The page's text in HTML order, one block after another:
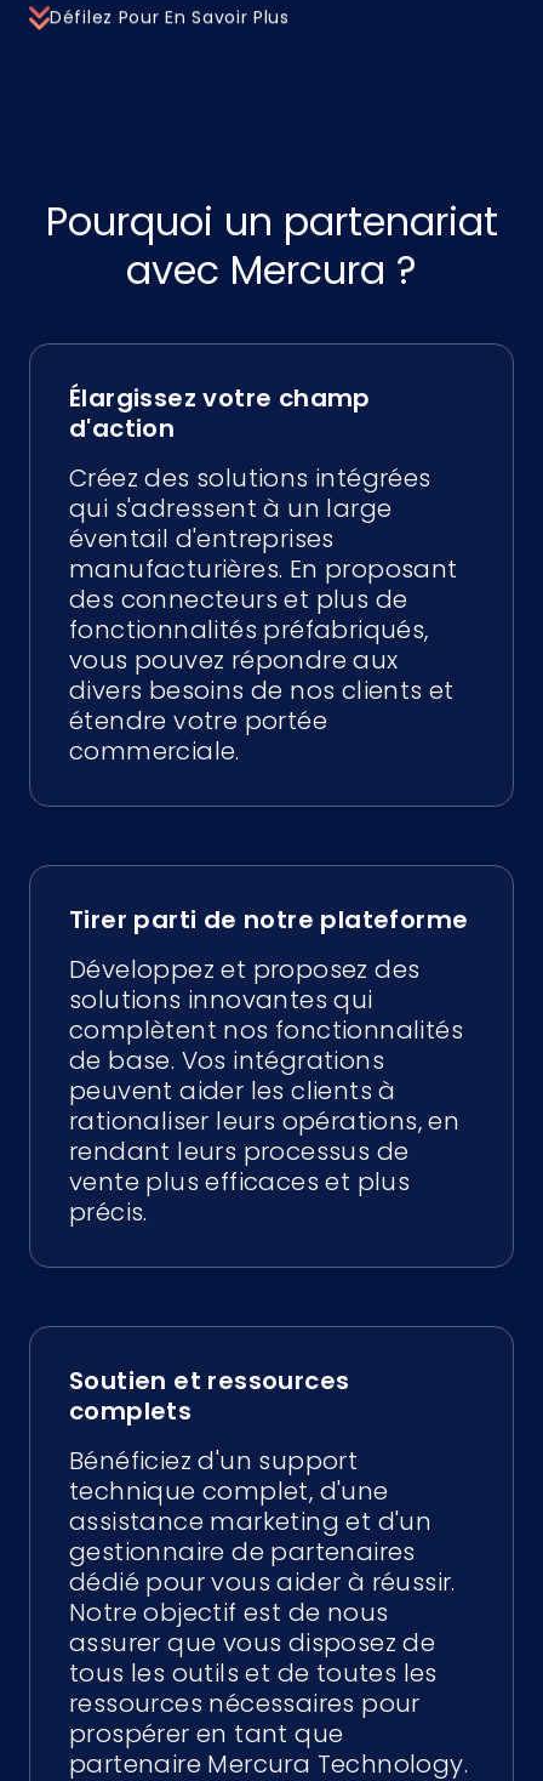
Défilez Pour En Savoir Plus
Pourquoi un partenariat
avec Mercura ?
Élargissez votre champ
d'action
Créez des solutions intégrées
qui s'adressent à un large
éventail d'entreprises
manufacturières. En proposant
des connecteurs et plus de
fonctionnalités préfabriqués,
vous pouvez répondre aux
divers besoins de nos clients et
étendre votre portée
commerciale.
Tirer parti de notre plateforme
Développez et proposez des
solutions innovantes qui
complètent nos fonctionnalités
de base. Vos intégrations
peuvent aider les clients à
rationaliser leurs opérations, en
rendant leurs processus de
vente plus efficaces et plus
précis.
Soutien et ressources
complets
Bénéficiez d'un support
technique complet, d'une
assistance marketing et d'un
gestionnaire de partenaires
dédié pour vous aider à réussir.
Notre objectif est de nous
assurer que vous disposez de
tous les outils et de toutes les
ressources nécessaires pour
prospérer en tant que
partenaire Mercura Technology.